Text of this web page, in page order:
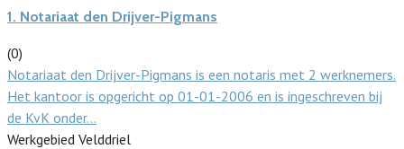
1. Notariaat den Drijver-Pigmans
(0)
Notariaat den Drijver-Pigmans is een notaris met 2 werknemers.
Het kantoor is opgericht op 01-01-2006 en is ingeschreven bij
de KvK onder…
Werkgebied Velddriel